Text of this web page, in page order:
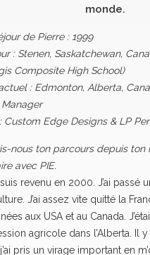
monde.
de Pierre : 1999
: Stenen, Saskatchewan,
Composite High School)
: Edmonton, Alberta,
Custom Edge Designs & LP
nous ton parcours depuis ton
­avec PIE.
revenu en 2000. J’ai passé
J’ai assez vite quitté la
aux USA et au Canada.
agricole dans l’Alberta. Il
pris un virage important en